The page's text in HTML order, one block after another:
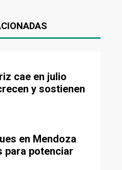
cae en julio
y sostienen
en Mendoza
para potenciar